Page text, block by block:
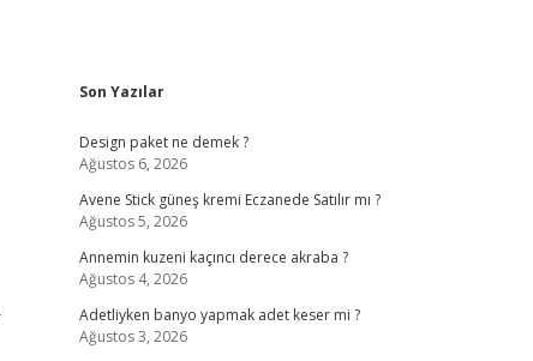
Sidebar
Son Yazılar
Design paket ne demek ?
Ağustos 6, 2026
Avene Stick güneş kremi Eczanede Satılır mı ?
Ağustos 5, 2026
Annemin kuzeni kaçıncı derece akraba ?
Ağustos 4, 2026
Adetliyken banyo yapmak adet keser mi ?
Ağustos 3, 2026